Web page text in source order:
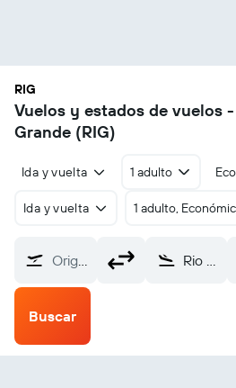
RIG
Vuelos y estados de vuelos
Grande (RIG)
Ida y vuelta 1 adulto
Ida y vuelta 1 adulto,
Origen Rio Grande (RIG)
Buscar